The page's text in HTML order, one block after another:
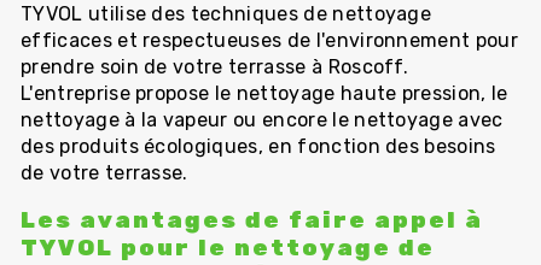
TYVOL utilise des techniques de nettoyage
efficaces et respectueuses de l'environnement pour
prendre soin de votre terrasse à Roscoff.
L'entreprise propose le nettoyage haute pression, le
nettoyage à la vapeur ou encore le nettoyage avec
des produits écologiques, en fonction des besoins
de votre terrasse.
Les avantages de faire appel à
TYVOL pour le nettoyage de